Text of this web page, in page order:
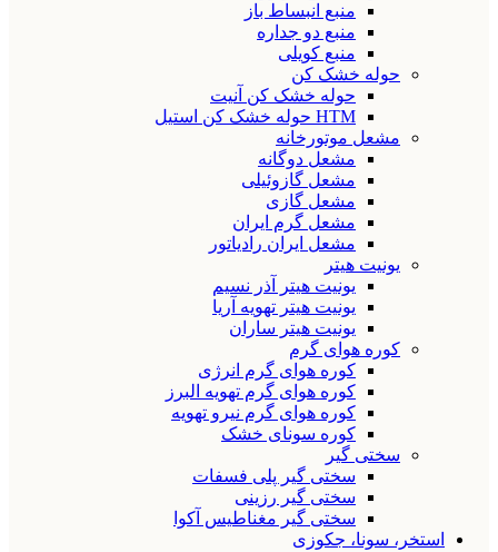
منبع انبساط باز
منبع دو جداره
منبع کویلی
حوله خشک کن
حوله خشک کن آنیت
HTM حوله خشک کن استیل
مشعل موتورخانه
مشعل دوگانه
مشعل گازوئیلی
مشعل گازی
مشعل گرم ایران
مشعل ایران رادیاتور
یونیت هیتر
یونیت هیتر آذر نسیم
یونیت هیتر تهویه آریا
یونیت هیتر ساران
کوره هوای گرم
کوره هوای گرم انرژی
کوره هوای گرم تهویه البرز
کوره هوای گرم نیرو تهویه
کوره سونای خشک
سختی گیر
سختی گیر پلی فسفات
سختی گیر رزینی
سختی گیر مغناطیس آکوا
استخر، سونا، جکوزی